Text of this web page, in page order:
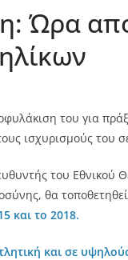
Ώρα
του για
ισχυρισμούς του
του
θα
και το 2018.
και σε